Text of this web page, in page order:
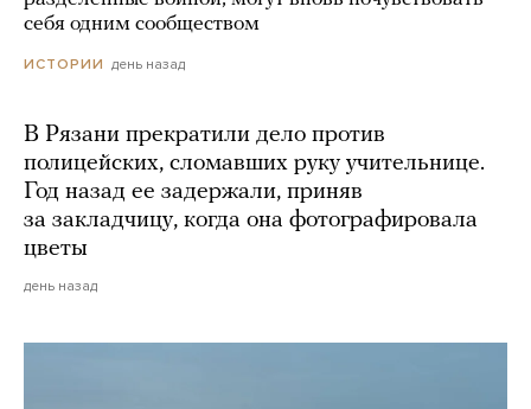
себя одним сообществом
ИСТОРИИ день назад
В Рязани прекратили дело против
полицейских, сломавших руку учительнице.
Год назад ее задержали, приняв
за закладчицу, когда она фотографировала
цветы
день назад